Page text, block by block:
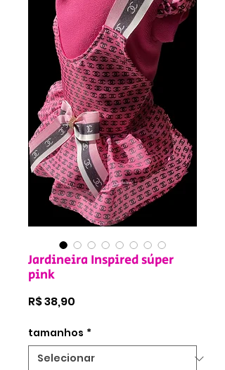
Jardineira Inspired súper
pink
R$ 38,90
tamanhos *